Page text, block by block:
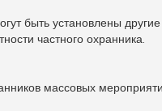
быть установлены
частного охранника.
массовых